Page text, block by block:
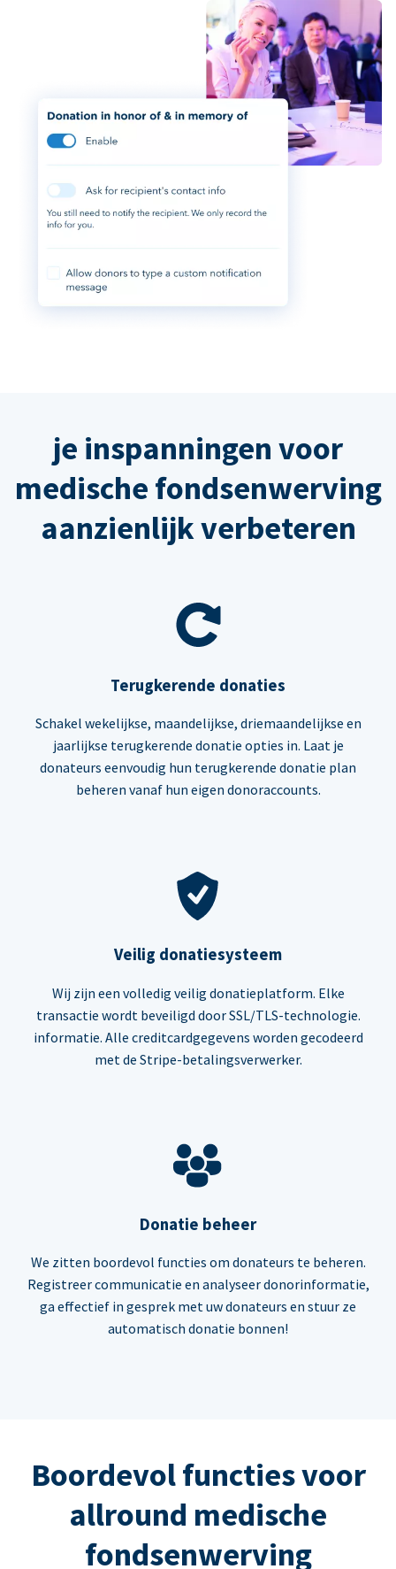
je inspanningen voor
medische fondsenwerving
aanzienlijk verbeteren
Terugkerende donaties
Schakel wekelijkse, maandelijkse, driemaandelijkse en
jaarlijkse terugkerende donatie opties in. Laat je
donateurs eenvoudig hun terugkerende donatie plan
beheren vanaf hun eigen donoraccounts.
Veilig donatiesysteem
Wij zijn een volledig veilig donatieplatform. Elke
transactie wordt beveiligd door SSL/TLS-technologie.
informatie. Alle creditcardgegevens worden gecodeerd
met de Stripe-betalingsverwerker.
Donatie beheer
We zitten boordevol functies om donateurs te beheren.
Registreer communicatie en analyseer donorinformatie,
ga effectief in gesprek met uw donateurs en stuur ze
automatisch donatie bonnen!
Boordevol functies voor
allround medische
fondsenwerving